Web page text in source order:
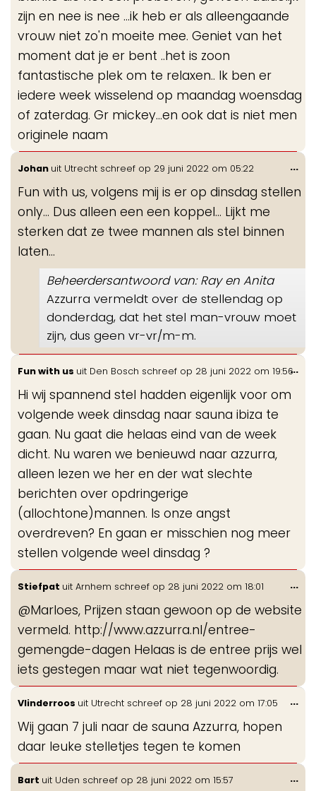
zijn en nee is nee ...ik heb er als alleengaande
vrouw niet zo'n moeite mee. Geniet van het
moment dat je er bent ..het is zoon
fantastische plek om te relaxen.. Ik ben er
iedere week wisselend op maandag woensdag
of zaterdag. Gr mickey...en ook dat is niet men
originele naam
Johan uit Utrecht schreef op 29 juni 2022 om 05:22
Fun with us, volgens mij is er op dinsdag stellen
only... Dus alleen een een koppel... Lijkt me
sterken dat ze twee mannen als stel binnen
laten...
Beheerdersantwoord van: Ray en Anita
Azzurra vermeldt over de stellendag op
donderdag, dat het stel man-vrouw moet
zijn, dus geen vr-vr/m-m.
...
Fun with us uit Den Bosch schreef op 28 juni 2022 om 19:56
Hi wij spannend stel hadden eigenlijk voor om
volgende week dinsdag naar sauna ibiza te
gaan. Nu gaat die helaas eind van de week
dicht. Nu waren we benieuwd naar azzurra,
alleen lezen we her en der wat slechte
berichten over opdringerige
(allochtone)mannen. Is onze angst
overdreven? En gaan er misschien nog meer
stellen volgende weel dinsdag ?
...
Stiefpat uit Arnhem schreef op 28 juni 2022 om 18:01
@Marloes, Prijzen staan gewoon op de website
vermeld. http://www.azzurra.nl/entree-
gemengde-dagen Helaas is de entree prijs wel
iets gestegen maar wat niet tegenwoordig.
...
Vlinderroos uit Utrecht schreef op 28 juni 2022 om 17:05
Wij gaan 7 juli naar de sauna Azzurra, hopen
daar leuke stelletjes tegen te komen
...
Bart uit Uden schreef op 28 juni 2022 om 15:57 ...